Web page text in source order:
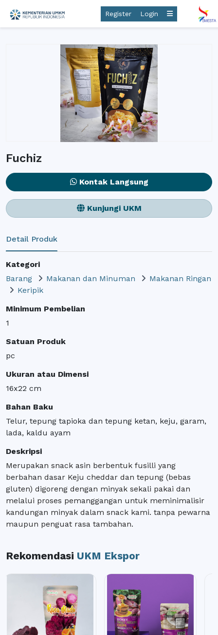
Register Login
Fuchiz
Kontak Langsung
Kunjungi UKM
Detail Produk
Kategori
Barang
Makanan dan Minuman
Makanan Ringan
Keripik
Minimum Pembelian
1
Satuan Produk
pc
Ukuran atau Dimensi
16x22 cm
Bahan Baku
Telur, tepung tapioka dan tepung ketan, keju, garam,
lada, kaldu ayam
Deskripsi
Merupakan snack asin berbentuk fusilli yang
berbahan dasar Keju cheddar dan tepung (bebas
gluten) digoreng dengan minyak sekali pakai dan
melalui proses pemanggangan untuk meminimalisir
kandungan minyak dalam snack kami. tanpa pewarna
maupun penguat rasa tambahan.
Rekomendasi UKM Ekspor